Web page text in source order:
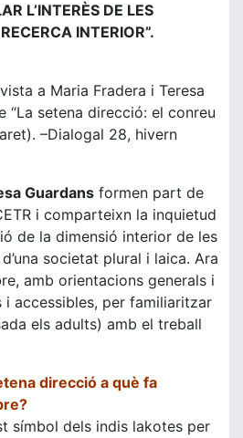
L’INTERÈS DE LES
INTERIOR”.
a Maria Fradera i Teresa
“La setena direcció: el conreu
–Dialogal 28, hivern
Guardans formen part de
i comparteixn la inquietud
de la dimensió interior de les
societat plural i laica. Ara
amb orientacions generals i
accessibles, per familiaritzar
els adults) amb el treball
direcció a què fa
símbol dels indis lakotes per